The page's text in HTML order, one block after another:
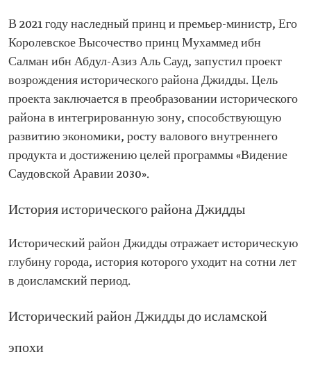
В 2021 году наследный принц и премьер-министр, Его
Королевское Высочество принц Мухаммед ибн
Салман ибн Абдул-Азиз Аль Сауд, запустил проект
возрождения исторического района Джидды. Цель
проекта заключается в преобразовании исторического
района в интегрированную зону, способствующую
развитию экономики, росту валового внутреннего
продукта и достижению целей программы «Видение
Саудовской Аравии 2030».
История исторического района Джидды
Исторический район Джидды отражает историческую
глубину города, история которого уходит на сотни лет
в доисламский период.
Исторический район Джидды до исламской
эпохи